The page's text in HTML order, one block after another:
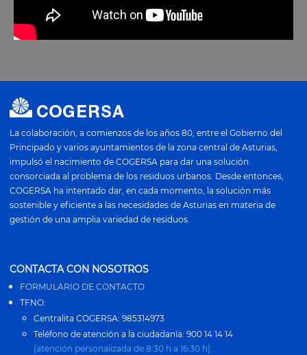
La colaboración, a comienzos de los años 80, entre el Gobierno del
Principado y varios ayuntamientos de la zona central de Asturias,
impulsó el nacimiento de COGERSA para dar una solución
consorciada al problema de los residuos urbanos. Desde entonces,
COGERSA ha intentado dar, en cada momento, la solución más
sostenible y eficiente a las necesidades de Asturias en materia de
gestión de una amplia variedad de residuos.
CONTACTA CON NOSOTROS
FORMULARIO DE CONTACTO
TFNO:
Centralita COGERSA: 985314973
Teléfono de atención a la ciudadanía: 900 14 14 14
(atención personalizada de 8:30 h a 16:30 h)